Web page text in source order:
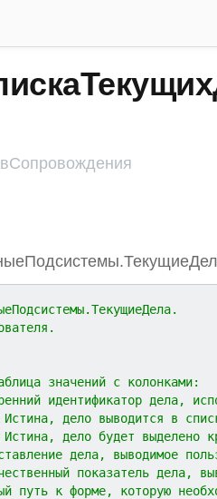
значений с колонками:
идентификатор дела,
дело выводится в
дело будет выделено
дела, выводимое
показатель дела,
к форме, которую